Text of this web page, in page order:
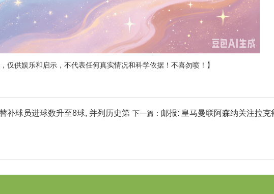
仅供娱乐和启示，不代表任何真实情况和科学依据！不喜勿喷！】
补球员进球数升至8球, 并列历史第 下一篇： 邮报: 皇马曼联阿森纳关注拉